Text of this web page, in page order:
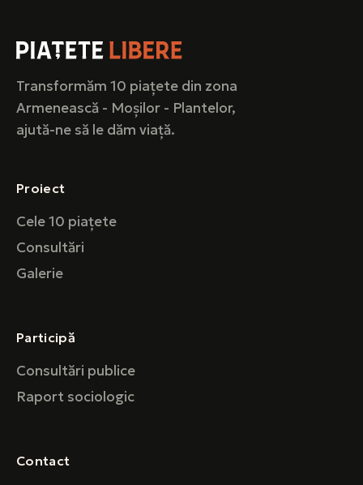
Transformăm 10 piațete din zona
Armenească - Moșilor - Plantelor,
ajută-ne să le dăm viață.
Proiect
Cele 10 piațete
Consultări
Galerie
Participă
Consultări publice
Raport sociologic
Contact